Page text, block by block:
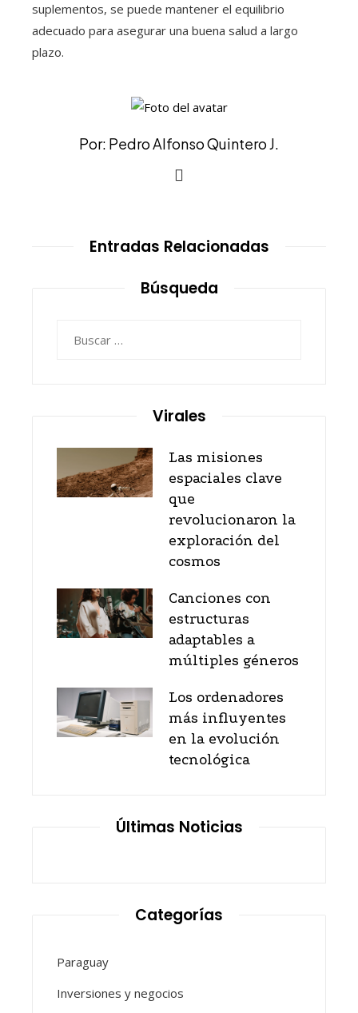
suplementos, se puede mantener el equilibrio
adecuado para asegurar una buena salud a largo
plazo.
Por: Pedro Alfonso Quintero J.
Entradas Relacionadas
Búsqueda
Virales
Las misiones
espaciales clave
que
revolucionaron la
exploración del
cosmos
Canciones con
estructuras
adaptables a
múltiples géneros
Los ordenadores
más influyentes
en la evolución
tecnológica
Últimas Noticias
Categorías
Paraguay
Inversiones y negocios